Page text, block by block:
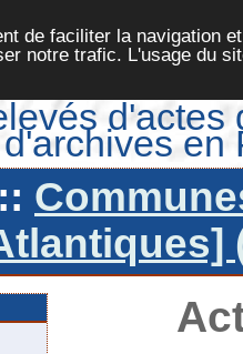
de faciliter la navigation
notre trafic. L'usage du
d'actes
en